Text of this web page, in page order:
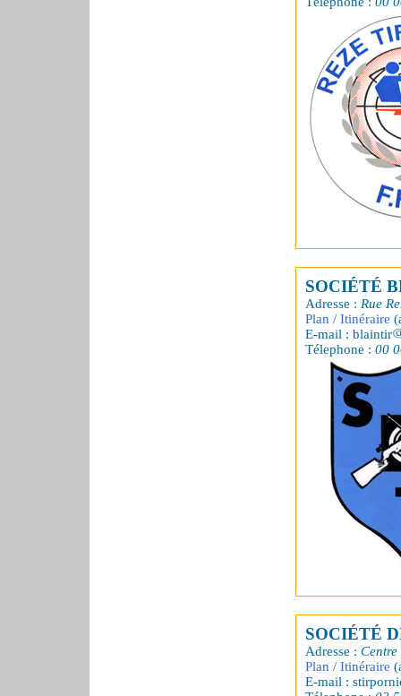
SOCIÉTÉ
Adresse : Rue
Plan / Itinéraire
E-mail : blaintir
Télephone : 00
SOCIÉTÉ
Adresse :
Plan / Itinéraire
E-mail :